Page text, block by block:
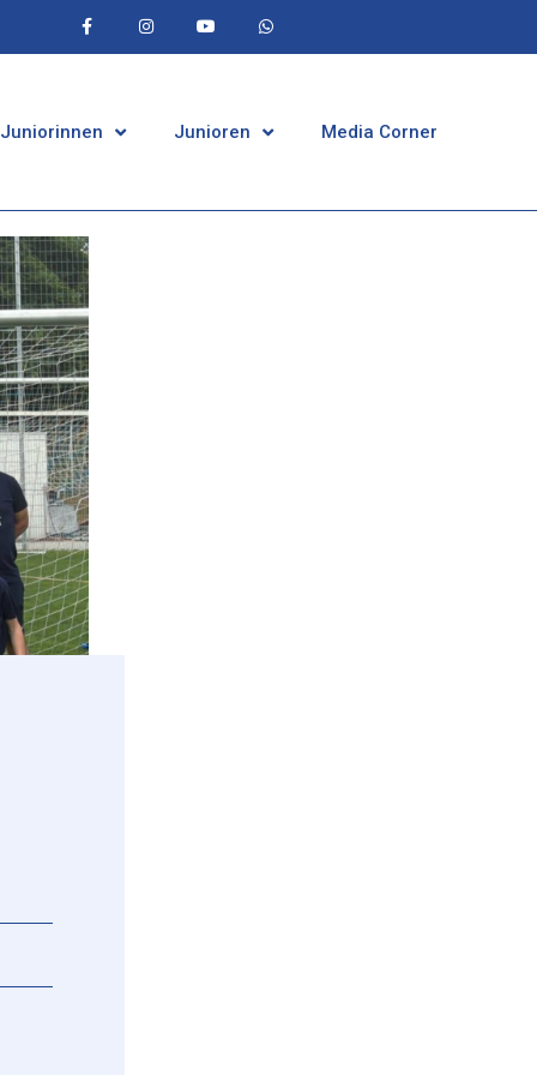
Junioren Media Corner